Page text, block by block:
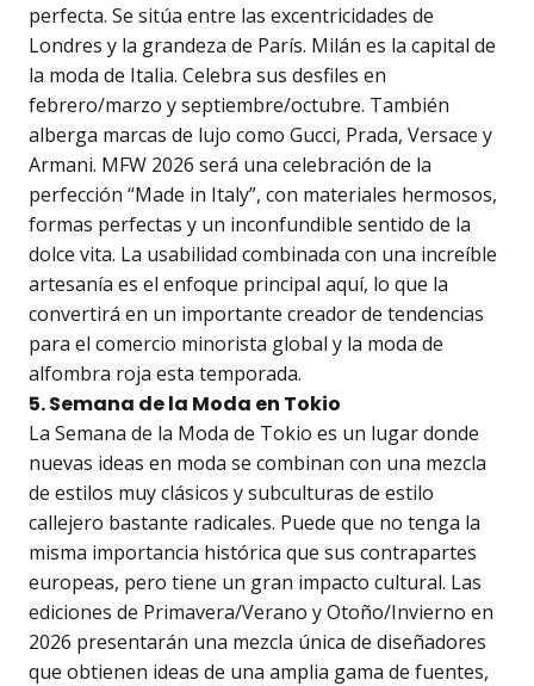
perfecta. Se sitúa entre las excentricidades de
Londres y la grandeza de París. Milán es la capital de
la moda de Italia. Celebra sus desfiles en
febrero/marzo y septiembre/octubre. También
alberga marcas de lujo como Gucci, Prada, Versace y
Armani. MFW 2026 será una celebración de la
perfección “Made in Italy”, con materiales hermosos,
formas perfectas y un inconfundible sentido de la
dolce vita. La usabilidad combinada con una increíble
artesanía es el enfoque principal aquí, lo que la
convertirá en un importante creador de tendencias
para el comercio minorista global y la moda de
alfombra roja esta temporada.
5. Semana de la Moda en Tokio
La Semana de la Moda de Tokio es un lugar donde
nuevas ideas en moda se combinan con una mezcla
de estilos muy clásicos y subculturas de estilo
callejero bastante radicales. Puede que no tenga la
misma importancia histórica que sus contrapartes
europeas, pero tiene un gran impacto cultural. Las
ediciones de Primavera/Verano y Otoño/Invierno en
2026 presentarán una mezcla única de diseñadores
que obtienen ideas de una amplia gama de fuentes,